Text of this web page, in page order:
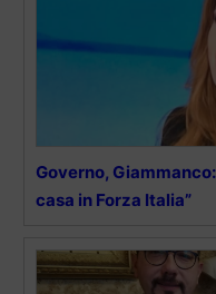
Governo,
casa in Forza Italia”